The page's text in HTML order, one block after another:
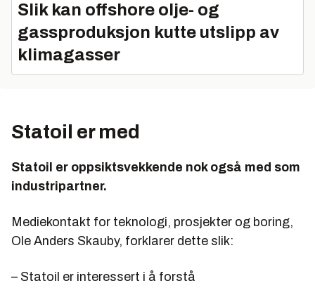
Slik kan offshore olje- og
gassproduksjon kutte utslipp av
klimagasser
Statoil er med
Statoil er oppsiktsvekkende nok også med som
industripartner.
Mediekontakt for teknologi, prosjekter og boring,
Ole Anders Skauby, forklarer dette slik:
– Statoil er interessert i å forstå